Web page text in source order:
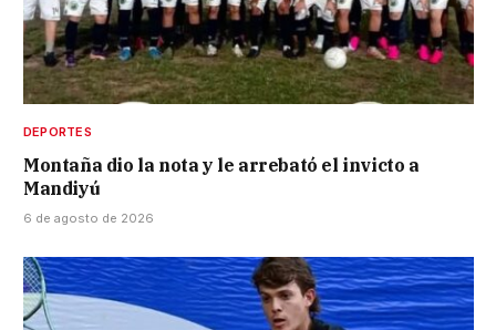
DEPORTES
Montaña dio la nota y le arrebató el invicto a
Mandiyú
6 de agosto de 2026